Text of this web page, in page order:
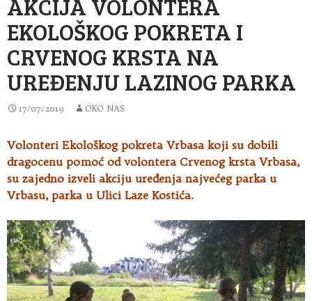
EKOLOŠKOG POKRETA I
CRVENOG KRSTA NA
UREĐENJU LAZINOG PARKA
17/07/2019 OKO NAS
Volonteri Ekološkog pokreta Vrbasa koji su dobili
dragocenu pomoć od volontera Crvenog krsta Vrbasa,
su zajedno izveli akciju uređenja najvećeg parka u
Vrbasu, parka u Ulici Laze Kostića.